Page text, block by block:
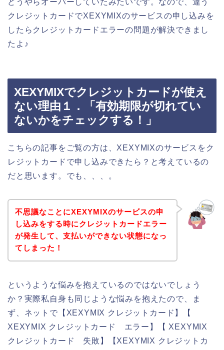
どうやらオーバーしていたみたいです。なので、違う
クレジットカードでXEXYMIXのサービスの申し込みを
したらクレジットカードエラーの問題が解決できまし
たよ♪
XEXYMIXでクレジットカードが使え
ない理由１．「有効期限が切れてい
ないかをチェックする！」
こちらの記事をご覧の方は、XEXYMIXのサービスをク
レジットカードで申し込みできたら？と考えているの
だと思います。でも、、、。
不思議なことにXEXYMIXのサービスの申
し込みをする時にクレジットカードエラー
が発生して、支払いができない状態になっ
てしまった！
というような悩みを抱えているのではないでしょう
か？実際私自身も同じような悩みを抱えたので、ま
ず、ネットで【XEXYMIX クレジットカード】【
XEXYMIX クレジットカード エラー】【 XEXYMIX
クレジットカード 失敗】【XEXYMIX クレジットカ